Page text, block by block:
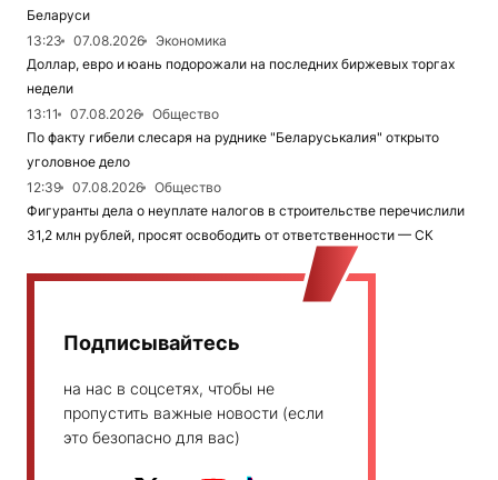
Беларуси
13:23
07.08.2026
Экономика
Доллар, евро и юань подорожали на последних биржевых торгах
недели
13:11
07.08.2026
Общество
По факту гибели слесаря на руднике "Беларуськалия" открыто
уголовное дело
12:39
07.08.2026
Общество
Фигуранты дела о неуплате налогов в строительстве перечислили
31,2 млн рублей, просят освободить от ответственности — СК
Подписывайтесь
на нас в соцсетях, чтобы не
пропустить важные новости (если
это безопасно для вас)